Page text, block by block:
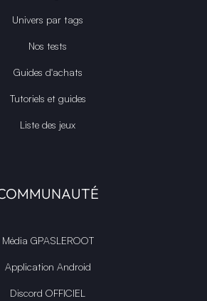
Univers par tags
Nos tests
Guides d'achats
Tutoriels et guides
Liste des jeux
Média GPASLEROOT
Application Android
Discord OFFICIEL